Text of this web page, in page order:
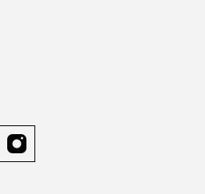
instagram